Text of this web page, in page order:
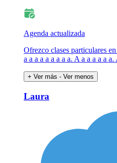
Agenda actualizada
Ofrezco clases particulares
a a a a a a a a a. A a a a a a a.
+ Ver más - Ver menos
Laura